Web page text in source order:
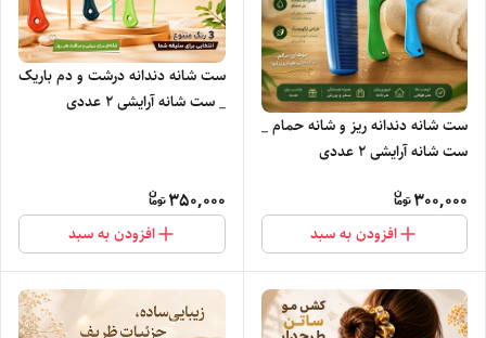
ست شانه دندانه ریز و شانه حمام _
ست شانه آرایشی ۲ عددی
300,000
افزودن به سبد
ست شانه دندانه درشت و دم باریک
_ ست شانه آرایشی ۲ عددی
350,000
افزودن به سبد